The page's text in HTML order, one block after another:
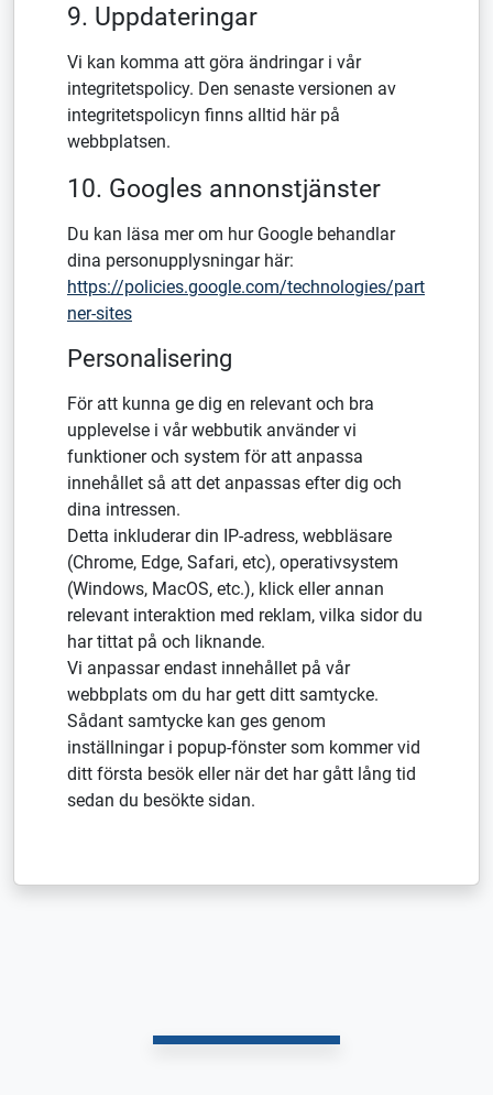
9. Uppdateringar
Vi kan komma att göra ändringar i vår
integritetspolicy. Den senaste versionen av
integritetspolicyn finns alltid här på
webbplatsen.
10. Googles annonstjänster
Du kan läsa mer om hur Google behandlar
dina personupplysningar här:
https://policies.google.com/technologies/part
ner-sites
Personalisering
För att kunna ge dig en relevant och bra
upplevelse i vår webbutik använder vi
funktioner och system för att anpassa
innehållet så att det anpassas efter dig och
dina intressen.
Detta inkluderar din IP-adress, webbläsare
(Chrome, Edge, Safari, etc), operativsystem
(Windows, MacOS, etc.), klick eller annan
relevant interaktion med reklam, vilka sidor du
har tittat på och liknande.
Vi anpassar endast innehållet på vår
webbplats om du har gett ditt samtycke.
Sådant samtycke kan ges genom
inställningar i popup-fönster som kommer vid
ditt första besök eller när det har gått lång tid
sedan du besökte sidan.